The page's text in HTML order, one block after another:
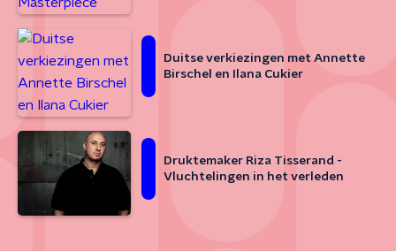
Duitse verkiezingen met Annette
Birschel en Ilana Cukier
Druktemaker Riza Tisserand -
Vluchtelingen in het verleden